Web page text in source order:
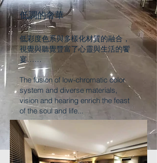
低調的奢華
低彩度色系與多樣化材質的融合，
視覺與聽覺豐富了心靈與生活的饗
宴……
The fusion of low-chromatic color
system and diverse materials,
vision and hearing enrich the feast
of the soul and life...
回設計作品